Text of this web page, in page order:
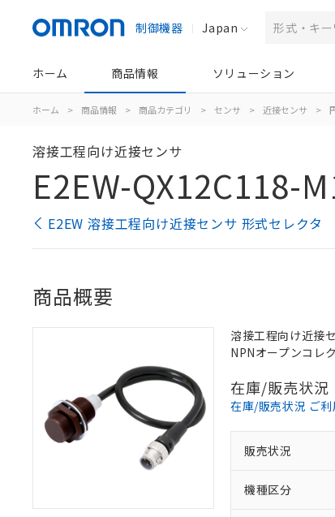
制御機器 Japan
ホーム 商品情報 ソリューション
ホーム > 商品情報 > 商品カテゴリ > センサ > 近接センサ >
溶接工程向け近接センサ
E2EW-QX12C118-
E2EW 溶接工程向け近接センサ 形式セレクタ
商品概要
溶接工程向け近接
NPNオープンコレ
在庫/販売状況
在庫/販売状況 ご利
販売状況
機種区分